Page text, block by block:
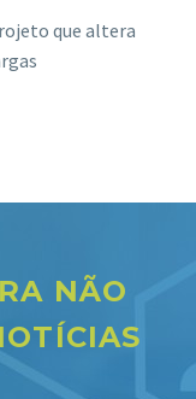
que altera
NÃO